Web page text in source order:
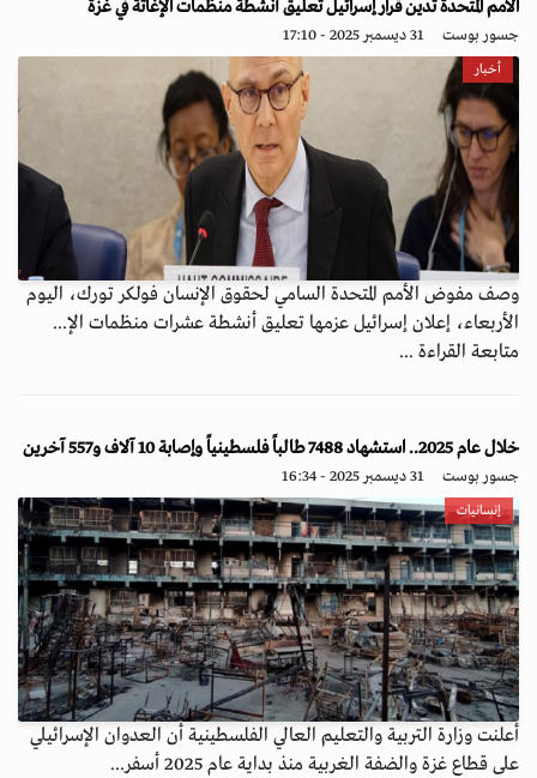
الأمم المتحدة تدين قرار إسرائيل تعليق أنشطة منظمات الإغاثة في غزة
جسور بوست 31 ديسمبر 2025 - 17:10
أخبار
وصف مفوض الأمم المتحدة السامي لحقوق الإنسان فولكر تورك، اليوم
الأربعاء، إعلان إسرائيل عزمها تعليق أنشطة عشرات منظمات الإ...
متابعة القراءة ...
خلال عام 2025.. استشهاد 7488 طالباً فلسطينياً وإصابة 10 آلاف و557 آخرين
جسور بوست 31 ديسمبر 2025 - 16:34
إنسانيات
أعلنت وزارة التربية والتعليم العالي الفلسطينية أن العدوان الإسرائيلي
على قطاع غزة والضفة الغربية منذ بداية عام 2025 أسفر...